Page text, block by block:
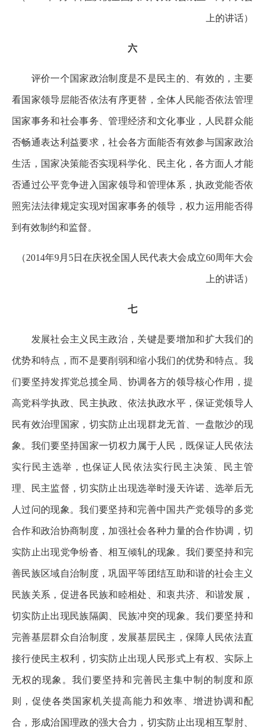
上的讲话）
六
评价一个国家政治制度是不是民主的、有效的，主要
看国家领导层能否依法有序更替，全体人民能否依法管理
国家事务和社会事务、管理经济和文化事业，人民群众能
否畅通表达利益要求，社会各方面能否有效参与国家政治
生活，国家决策能否实现科学化、民主化，各方面人才能
否通过公平竞争进入国家领导和管理体系，执政党能否依
照宪法法律规定实现对国家事务的领导，权力运用能否得
到有效制约和监督。
（2014年9月5日在庆祝全国人民代表大会成立60周年大会
上的讲话）
七
发展社会主义民主政治，关键是要增加和扩大我们的
优势和特点，而不是要削弱和缩小我们的优势和特点。我
们要坚持发挥党总揽全局、协调各方的领导核心作用，提
高党科学执政、民主执政、依法执政水平，保证党领导人
民有效治理国家，切实防止出现群龙无首、一盘散沙的现
象。我们要坚持国家一切权力属于人民，既保证人民依法
实行民主选举，也保证人民依法实行民主决策、民主管
理、民主监督，切实防止出现选举时漫天许诺、选举后无
人过问的现象。我们要坚持和完善中国共产党领导的多党
合作和政治协商制度，加强社会各种力量的合作协调，切
实防止出现党争纷沓、相互倾轧的现象。我们要坚持和完
善民族区域自治制度，巩固平等团结互助和谐的社会主义
民族关系，促进各民族和睦相处、和衷共济、和谐发展，
切实防止出现民族隔阂、民族冲突的现象。我们要坚持和
完善基层群众自治制度，发展基层民主，保障人民依法直
接行使民主权利，切实防止出现人民形式上有权、实际上
无权的现象。我们要坚持和完善民主集中制的制度和原
则，促使各类国家机关提高能力和效率、增进协调和配
合，形成治国理政的强大合力，切实防止出现相互掣肘、